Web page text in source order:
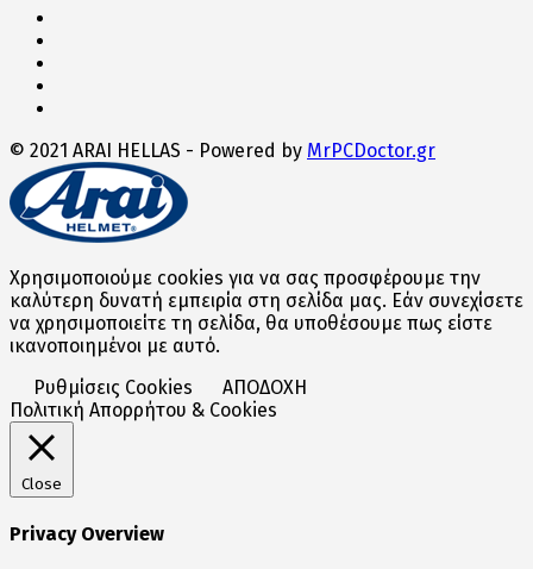
© 2021 ARAI HELLAS - Powered by MrPCDoctor.gr
Χρησιμοποιούμε cookies για να σας προσφέρουμε την
καλύτερη δυνατή εμπειρία στη σελίδα μας. Εάν συνεχίσετε
να χρησιμοποιείτε τη σελίδα, θα υποθέσουμε πως είστε
ικανοποιημένοι με αυτό.
Ρυθμίσεις Cookies
ΑΠΟΔΟΧΗ
Πολιτική Απορρήτου & Cookies
Close
Privacy Overview